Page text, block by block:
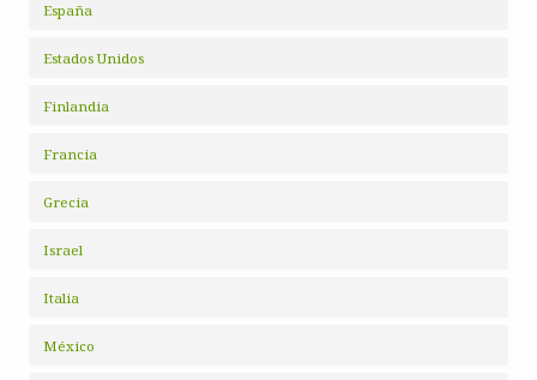
España
Estados Unidos
Finlandia
Francia
Grecia
Israel
Italia
México